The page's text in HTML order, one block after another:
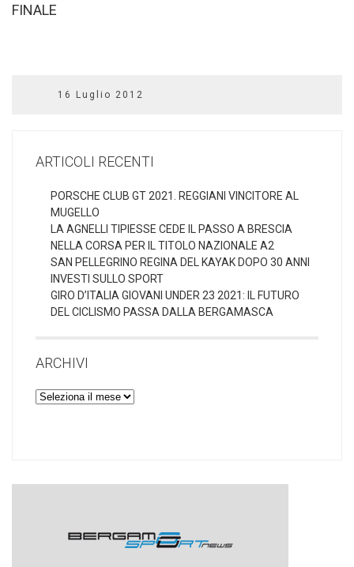
FINALE
16 Luglio 2012
ARTICOLI RECENTI
PORSCHE CLUB GT 2021. REGGIANI VINCITORE AL
MUGELLO
LA AGNELLI TIPIESSE CEDE IL PASSO A BRESCIA
NELLA CORSA PER IL TITOLO NAZIONALE A2
SAN PELLEGRINO REGINA DEL KAYAK DOPO 30 ANNI
INVESTI SULLO SPORT
GIRO D’ITALIA GIOVANI UNDER 23 2021: IL FUTURO
DEL CICLISMO PASSA DALLA BERGAMASCA
ARCHIVI
Archivi